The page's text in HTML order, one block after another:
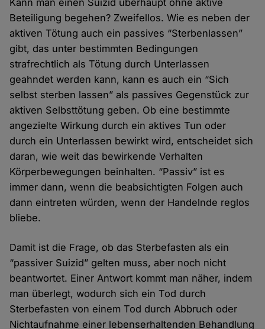
Beteiligung begehen? Zweifellos. Wie es neben der
aktiven Tötung auch ein passives “Sterbenlassen”
gibt, das unter bestimmten Bedingungen
strafrechtlich als Tötung durch Unterlassen
geahndet werden kann, kann es auch ein “Sich
selbst sterben lassen” als passives Gegenstück zur
aktiven Selbsttötung geben. Ob eine bestimmte
angezielte Wirkung durch ein aktives Tun oder
durch ein Unterlassen bewirkt wird, entscheidet sich
daran, wie weit das bewirkende Verhalten
Körperbewegungen beinhalten. “Passiv” ist es
immer dann, wenn die beabsichtigten Folgen auch
dann eintreten würden, wenn der Handelnde reglos
bliebe.
Damit ist die Frage, ob das Sterbefasten als ein
“passiver Suizid” gelten muss, aber noch nicht
beantwortet. Einer Antwort kommt man näher, indem
man überlegt, wodurch sich ein Tod durch
Sterbefasten von einem Tod durch Abbruch oder
Nichtaufnahme einer lebenserhaltenden Behandlung